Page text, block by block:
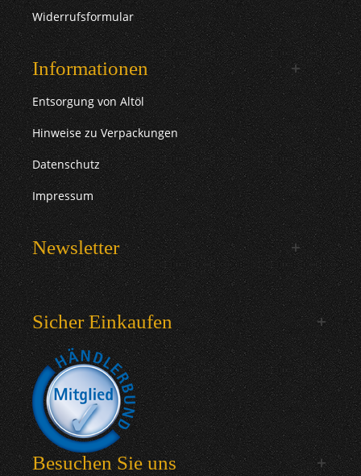
Widerrufsformular
Informationen
Entsorgung von Altöl
Hinweise zu Verpackungen
Datenschutz
Impressum
Newsletter
Sicher Einkaufen
Besuchen Sie uns